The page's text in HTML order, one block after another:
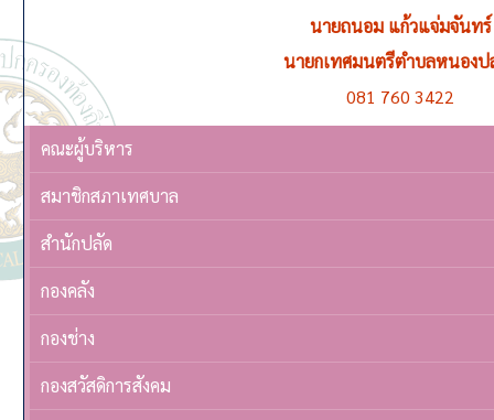
นายชูชีพ ตุ่นวงษา
รองนายกเทศมนตรีตำบลหนองปล่อง คนที่ 1 ดูแลควบ
092 563 0195
คณะผู้บริหาร
สมาชิกสภาเทศบาล
สำนักปลัด
กองคลัง
กองช่าง
กองสวัสดิการสังคม